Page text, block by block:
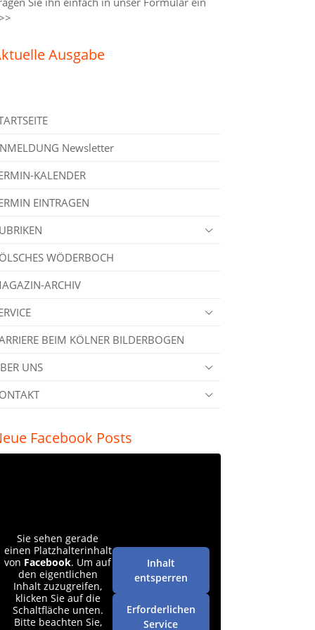
Ausgabe
Newsletter
KALENDER
EINTRAGEN
WÖDERBOCH
ARCHIV
BEIM KÖLNER BILDERBOGEN
UNS
Facebook Posts
Sie sehen gerade
einen Platzhalterinhalt
von Facebook. Um auf
den eigentlichen
Inhalt zuzugreifen,
klicken Sie auf die
Schaltfläche unten.
Bitte beachten Sie,
Inhalt
entsperren
Erforderlichen
Service